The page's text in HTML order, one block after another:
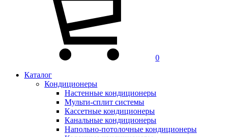
0
Каталог
Кондиционеры
Настенные кондиционеры
Мульти-сплит системы
Кассетные кондиционеры
Канальные кондиционеры
Напольно-потолочные кондиционеры